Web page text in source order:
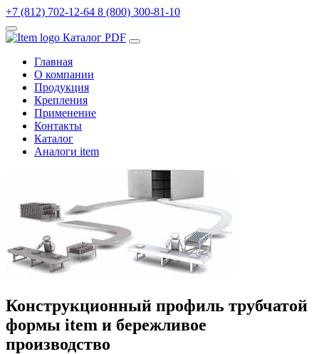
+7 (812) 702-12-64 8 (800) 300-81-10
Каталог PDF
Главная
О компании
Продукция
Крепления
Применение
Контакты
Каталог
Аналоги item
Конструкционный профиль трубчатой
формы item и бережливое
производство